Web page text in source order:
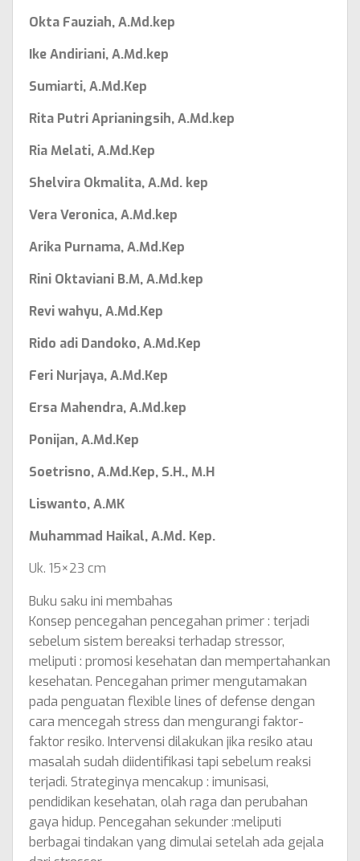
Okta Fauziah, A.Md.kep
Ike Andiriani, A.Md.kep
Sumiarti, A.Md.Kep
Rita Putri Aprianingsih, A.Md.kep
Ria Melati, A.Md.Kep
Shelvira Okmalita, A.Md. kep
Vera Veronica, A.Md.kep
Arika Purnama, A.Md.Kep
Rini Oktaviani B.M, A.Md.kep
Revi wahyu, A.Md.Kep
Rido adi Dandoko, A.Md.Kep
Feri Nurjaya, A.Md.Kep
Ersa Mahendra, A.Md.kep
Ponijan, A.Md.Kep
Soetrisno, A.Md.Kep, S.H., M.H
Liswanto, A.MK
Muhammad Haikal, A.Md. Kep.
Uk. 15×23 cm
Buku saku ini membahas
Konsep pencegahan pencegahan primer : terjadi
sebelum sistem bereaksi terhadap stressor,
meliputi : promosi kesehatan dan mempertahankan
kesehatan. Pencegahan primer mengutamakan
pada penguatan flexible lines of defense dengan
cara mencegah stress dan mengurangi faktor-
faktor resiko. Intervensi dilakukan jika resiko atau
masalah sudah diidentifikasi tapi sebelum reaksi
terjadi. Strateginya mencakup : imunisasi,
pendidikan kesehatan, olah raga dan perubahan
gaya hidup. Pencegahan sekunder :meliputi
berbagai tindakan yang dimulai setelah ada gejala